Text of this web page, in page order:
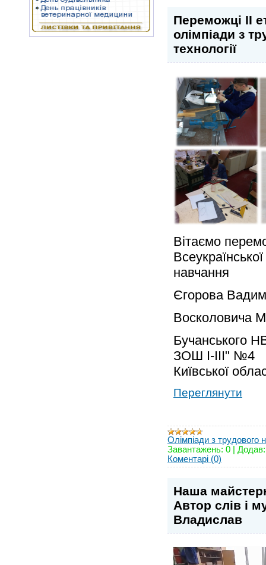
Переможці II
олімпіади з
технології
Вітаємо
навчання
Єгорова
Восколовича
Бучанського
ЗОШ I-III" №4
Київської
Переглянути
Олімпіади з трудового
Завантажень: 0 | Додав:
Коментарі (0)
Наша
Автор слів і
Владислав